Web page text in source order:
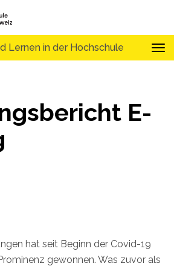
Lernen in der Hochschule
E-
hat seit Beginn der Covid-19
gewonnen. Was zuvor als